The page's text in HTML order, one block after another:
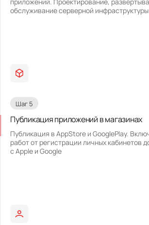
обслуживание серверной инфраструктуры
Шаг 5
Публикация приложений в магазинах
Публикация в AppStore и GooglePlay.
работ от регистрации личных кабинетов
с Apple и Google